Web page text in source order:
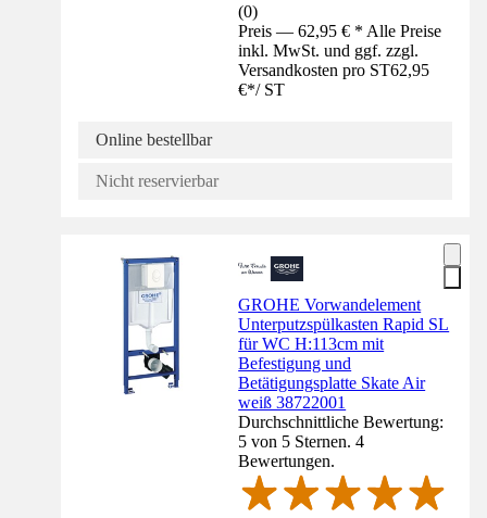
(0)
Preis — 62,95 € * Alle Preise
inkl. MwSt. und ggf. zzgl.
Versandkosten pro ST62,95
€*/ ST
Online bestellbar
Nicht reservierbar
GROHE Vorwandelement
Unterputzspülkasten Rapid SL
für WC H:113cm mit
Befestigung und
Betätigungsplatte Skate Air
weiß 38722001
Durchschnittliche Bewertung:
5 von 5 Sternen. 4
Bewertungen.